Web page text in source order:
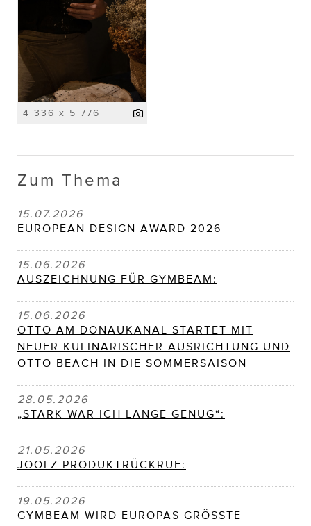
4 336 x 5 776
Zum Thema
15.07.2026
EUROPEAN DESIGN AWARD 2026
15.06.2026
AUSZEICHNUNG FÜR GYMBEAM:
15.06.2026
OTTO AM DONAUKANAL STARTET MIT
NEUER KULINARISCHER AUSRICHTUNG UND
OTTO BEACH IN DIE SOMMERSAISON
28.05.2026
„STARK WAR ICH LANGE GENUG“:
21.05.2026
JOOLZ PRODUKTRÜCKRUF:
19.05.2026
GYMBEAM WIRD EUROPAS GRÖSSTE